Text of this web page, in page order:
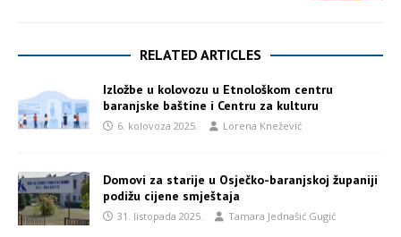
RELATED ARTICLES
Izložbe u kolovozu u Etnološkom centru
baranjske baštine i Centru za kulturu
6. kolovoza 2025. Lorena Knežević
Domovi za starije u Osječko-baranjskoj županiji
podižu cijene smještaja
31. listopada 2025. Tamara Jednašić Gugić